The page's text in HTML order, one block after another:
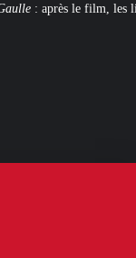
De la Comédie-